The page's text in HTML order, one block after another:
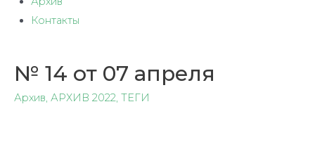
Контакты
№ 14 от 07 апреля
Архив, АРХИВ 2022, ТЕГИ